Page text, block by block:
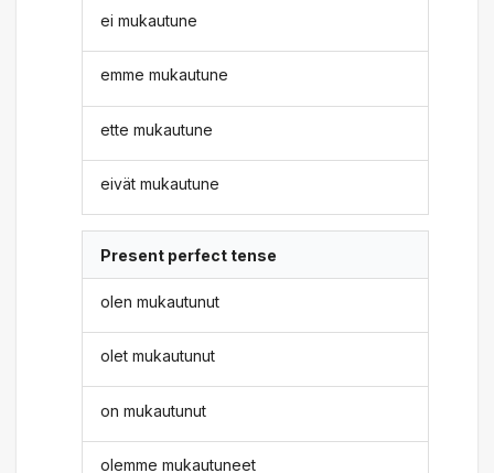
ei mukautune
emme mukautune
ette mukautune
eivät mukautune
Present perfect tense
olen mukautunut
olet mukautunut
on mukautunut
olemme mukautuneet